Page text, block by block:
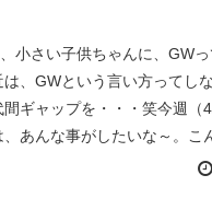
小さい子供ちゃんに、GWっ
、GWという言い方ってし
ギャップを・・・笑今週（
あんな事がしたいな～。こ